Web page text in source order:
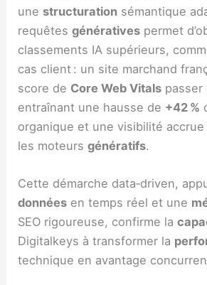
une structuration sémantique
requêtesgénératives permet
classements IA supérieurs,
cas client : un site marchand
score de Core Web Vitals passer
entraînant une hausse de +42 %
organique et une visibilité
les moteursgénératifs.
Cette démarche data‑driven,
données en temps réel et une
SEO rigoureuse, confirme la
Digitalkeys à transformer la
technique en avantage